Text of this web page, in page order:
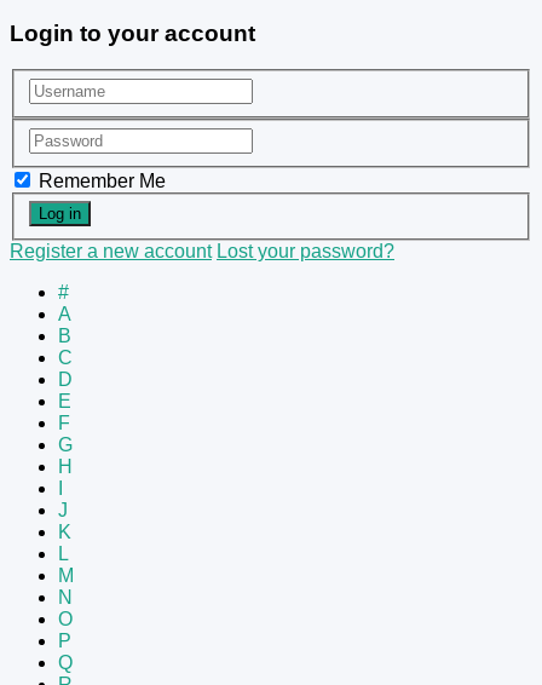
Login to your account
Remember Me
Register a new account Lost your password?
#
A
B
C
D
E
F
G
H
J
K
L
M
N
O
P
Q